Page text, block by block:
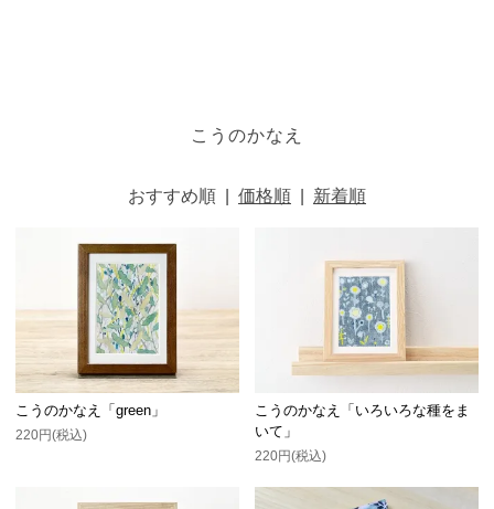
こうのかなえ
おすすめ順 価格順 新着順
こうのかなえ「green」
220円(税込)
こうのかなえ「いろいろな種をま
いて」
220円(税込)